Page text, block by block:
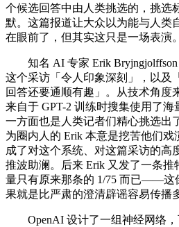
个候选回答中由人类挑选的，挑选
默。这篇报道让大众以为能与人类
在眼前了，但其实这只是一场表演。
知名 AI 专家 Erik Bryjngjolffson
这个采访「令人印象深刻」，以及
回答还要通顺有趣」。从技术角度
来自于 GPT-2 训练时搜集使用了
一方面也是人类记者们精心挑选出
为圈内人的 Erik 本意是挖苦他们
成了对这个系统、对这篇采访的高
推波助澜。后来 Erik 又发了一条
量只有原来那条的 1/75 而已——这
果就是比严肃的澄清辟谣容易传播
OpenAI 设计了一组神经网络，